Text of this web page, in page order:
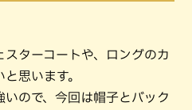
ターコートや、ロングのカ
思います。
ので、今回は帽子とバック